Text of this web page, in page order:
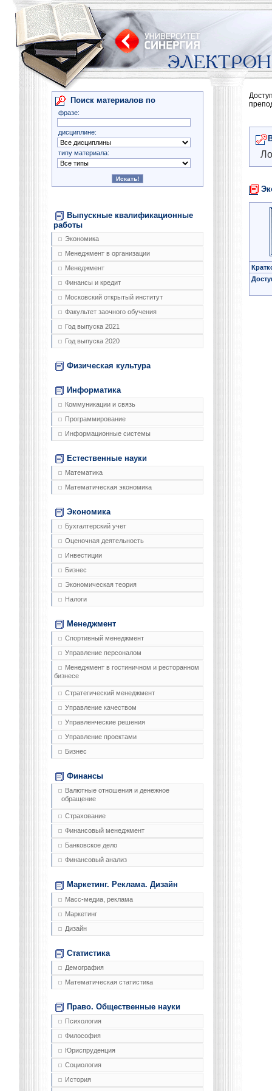
Поиск материалов по
фразе:
дисциплине:
типу материала:
Выпускные квалификационные
работы
Экономика
Менеджмент в организации
Менеджмент
Финансы и кредит
Московский открытый институт
Факультет заочного обучения
Год выпуска 2021
Год выпуска 2020
Физическая культура
Информатика
Коммуникации и связь
Программирование
Информационные системы
Естественные науки
Математика
Математическая экономика
Экономика
Бухгалтерский учет
Оценочная деятельность
Инвестиции
Бизнес
Экономическая теория
Налоги
Менеджмент
Спортивный менеджмент
Управление персоналом
Менеджмент в гостиничном и ресторанном
бизнесе
Стратегический менеджмент
Управление качеством
Управленческие решения
Управление проектами
Бизнес
Финансы
Валютные отношения и денежное
обращение
Страхование
Финансовый менеджмент
Банковское дело
Финансовый анализ
Маркетинг. Реклама. Дизайн
Масс-медиа, реклама
Маркетинг
Дизайн
Статистика
Демография
Математическая статистика
Право. Общественные науки
Психология
Философия
Юриспруденция
Социология
История